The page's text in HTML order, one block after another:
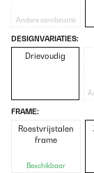
Andere combinatie
DESIGNVARIATIES:
Drievoudig
FRAME:
Roestvrijstalen
frame
Beschikbaar